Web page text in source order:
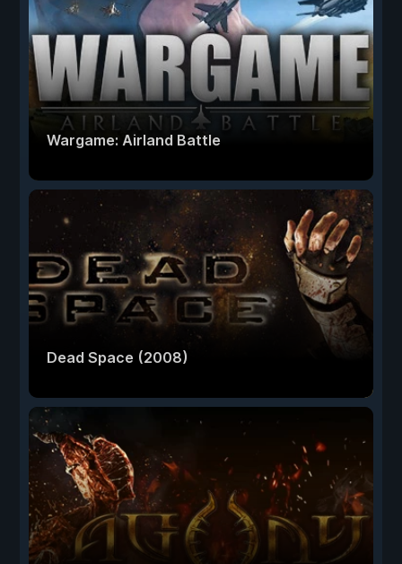
Wargame: Airland Battle
Dead Space (2008)